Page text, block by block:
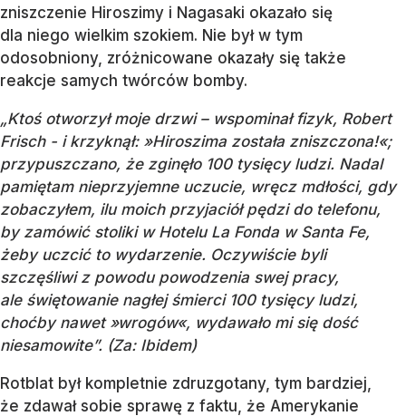
zniszczenie Hiroszimy i Nagasaki okazało się
dla niego wielkim szokiem. Nie był w tym
odosobniony, zróżnicowane okazały się także
reakcje samych twórców bomby.
„Ktoś otworzył moje drzwi – wspominał fizyk, Robert
Frisch - i krzyknął: »Hiroszima została zniszczona!«;
przypuszczano, że zginęło 100 tysięcy ludzi. Nadal
pamiętam nieprzyjemne uczucie, wręcz mdłości, gdy
zobaczyłem, ilu moich przyjaciół pędzi do telefonu,
by zamówić stoliki w Hotelu La Fonda w Santa Fe,
żeby uczcić to wydarzenie. Oczywiście byli
szczęśliwi z powodu powodzenia swej pracy,
ale świętowanie nagłej śmierci 100 tysięcy ludzi,
choćby nawet »wrogów«, wydawało mi się dość
niesamowite”. (Za: Ibidem)
Rotblat był kompletnie zdruzgotany, tym bardziej,
że zdawał sobie sprawę z faktu, że Amerykanie